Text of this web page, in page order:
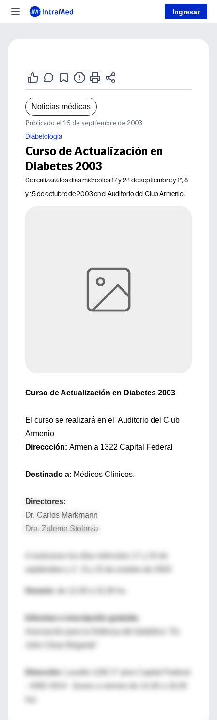
Ingresar
Noticias médicas
Publicado el 15 de septiembre de 2003
Diabetología
Curso de Actualización en
Diabetes 2003
Se realizará los días miércoles 17 y 24 de septiembre y 1°, 8
y 15 de octubre de 2003 en el Auditorio del Club Armenio.
Curso de Actualización en Diabetes 2003
El curso se realizará en el Auditorio del Club
Armenio
Direccción: Armenia 1322 Capital Federal
Destinado a: Médicos Clínicos.
Directores:
Dr. Carlos Markmann
Dra. Zulema Stolarza
Horario:
Informes e inscripción gratuita:
Julio César Brigante"
Dirección:
Lavalle 1282 3° piso Capital Federal